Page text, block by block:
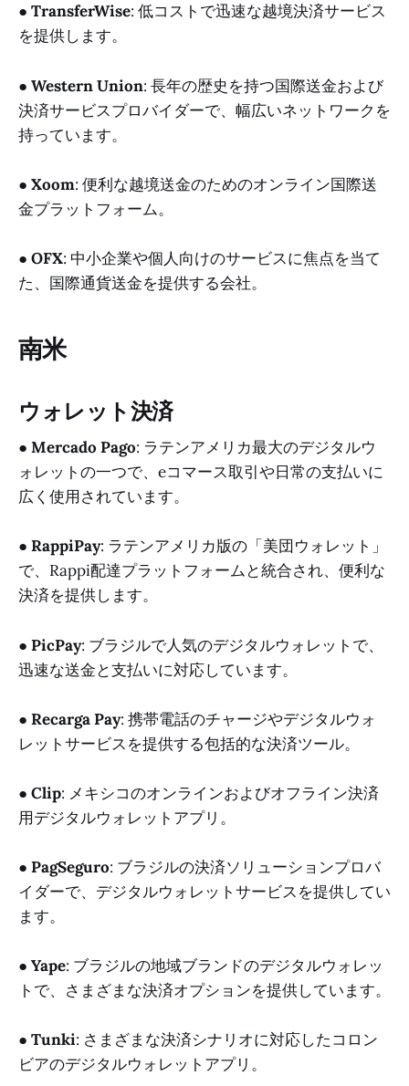
● TransferWise: 低コストで迅速な越境決済サービス
を提供します。
● Western Union: 長年の歴史を持つ国際送金および
決済サービスプロバイダーで、幅広いネットワークを
持っています。
● Xoom: 便利な越境送金のためのオンライン国際送
金プラットフォーム。
● OFX: 中小企業や個人向けのサービスに焦点を当て
た、国際通貨送金を提供する会社。
南米
ウォレット決済
● Mercado Pago: ラテンアメリカ最大のデジタルウ
ォレットの一つで、eコマース取引や日常の支払いに
広く使用されています。
● RappiPay: ラテンアメリカ版の「美団ウォレット」
で、Rappi配達プラットフォームと統合され、便利な
決済を提供します。
● PicPay: ブラジルで人気のデジタルウォレットで、
迅速な送金と支払いに対応しています。
● Recarga Pay: 携帯電話のチャージやデジタルウォ
レットサービスを提供する包括的な決済ツール。
● Clip: メキシコのオンラインおよびオフライン決済
用デジタルウォレットアプリ。
● PagSeguro: ブラジルの決済ソリューションプロバ
イダーで、デジタルウォレットサービスを提供してい
ます。
● Yape: ブラジルの地域ブランドのデジタルウォレッ
トで、さまざまな決済オプションを提供しています。
● Tunki: さまざまな決済シナリオに対応したコロン
ビアのデジタルウォレットアプリ。